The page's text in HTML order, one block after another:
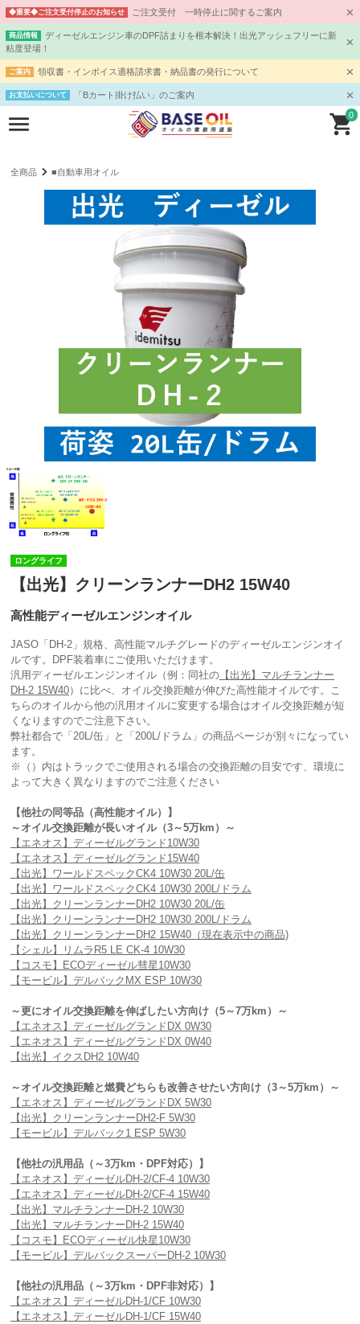
◆重要◆ご注文受付停止のお知らせ ご注文受付 一時停止に関するご案内
商品情報
ディーゼルエンジン車のDPF詰まりを根本解決！出光アッシュフリーに新
粘度登場！
ご案内 領収書・インボイス適格請求書・納品書の発行について
お支払いについて 「Bカート掛け払い」のご案内
0
全商品 ■自動車用オイル
ロングライフ
【出光】クリーンランナーDH2 15W40
高性能ディーゼルエンジンオイル
JASO「DH-2」規格、高性能マルチグレードのディーゼルエンジンオイ
ルです。DPF装着車にご使用いただけます。
汎用ディーゼルエンジンオイル（例：同社の 【出光】マルチランナー
DH-2 15W40）に比べ、オイル交換距離が伸びた高性能オイルです。こ
ちらのオイルから他の汎用オイルに変更する場合はオイル交換距離が短
くなりますのでご注意下さい。
弊社都合で「20L/缶」と「200L/ドラム」の商品ページが別々になってい
ます。
※（）内はトラックでご使用される場合の交換距離の目安です、環境に
よって大きく異なりますのでご注意ください
【他社の同等品（高性能オイル）】
～オイル交換距離が長いオイル（3～5万km）～
【エネオス】ディーゼルグランド10W30
【エネオス】ディーゼルグランド15W40
【出光】ワールドスペックCK4 10W30 20L/缶
【出光】ワールドスペックCK4 10W30 200L/ドラム
【出光】クリーンランナーDH2 10W30 20L/缶
【出光】クリーンランナーDH2 10W30 200L/ドラム
【出光】クリーンランナーDH2 15W40（現在表示中の商品)
【シェル】リムラR5 LE CK-4 10W30
【コスモ】ECOディーゼル彗星10W30
【モービル】デルバックMX ESP 10W30
～更にオイル交換距離を伸ばしたい方向け（5～7万km）～
【エネオス】ディーゼルグランドDX 0W30
【エネオス】ディーゼルグランドDX 0W40
【出光】イクスDH2 10W40
～オイル交換距離と燃費どちらも改善させたい方向け（3～5万km）～
【エネオス】ディーゼルグランドDX 5W30
【出光】クリーンランナーDH2-F 5W30
【モービル】デルバック1 ESP 5W30
【他社の汎用品（～3万km・DPF対応）】
【エネオス】ディーゼルDH-2/CF-4 10W30
【エネオス】ディーゼルDH-2/CF-4 15W40
【出光】マルチランナーDH-2 10W30
【出光】マルチランナーDH-2 15W40
【コスモ】ECOディーゼル快星10W30
【モービル】デルバックスーパーDH-2 10W30
【他社の汎用品（～3万km・DPF非対応）】
【エネオス】ディーゼルDH-1/CF 10W30
【エネオス】ディーゼルDH-1/CF 15W40